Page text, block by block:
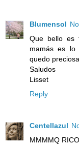
Blumensol
Que bello es
mamás es lo
quedo
Saludos
Lisset
Reply
Centellazul
MMMMQ